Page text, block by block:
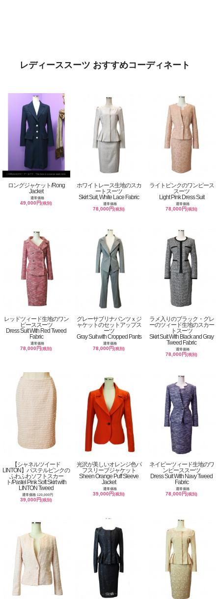
レディーススーツ おすすめコーディネート
ロングジャケット/Rong
Jacket
通常価格
49,000円(税別)
ホワイトレース生地のスカ
ートスーツ
Skirt Suit, White Lace Fabric
通常価格
78,000円(税別)
ライトピンクのワンピース
スーツ
Light Pink Dress Suit
通常価格
78,000円(税別)
レッドツィード生地のワン
ピーススーツ
Dress Suit With Red Tweed
Fabric
通常価格
78,000円(税別)
グレーサブリナパンツｘジ
ャケットのセットアップス
ーツ
Gray Suit with Cropped Pants
通常価格
78,000円(税別)
ラメ入りのブラック・グレ
ーのツィード生地のスカー
トスーツ
Skirt Suit With Black and Gray
Tweed Fabric
通常価格
78,000円(税別)
【シャネルツイード
LINTON】パステルピンクの
ふわふわソフトスカー
ト/Pastel Pink Soft Skirt with
LINTON Tweed
通常価格 120,000円
39,000円(税別)
光沢が美しいオレンジ色パ
フスリーブジャケット
Sheen Orange Puff Sleeve
Jacket
通常価格
39,000円(税別)
ネイビーツィード生地のワ
ンピーススーツ
Dress Suit With Navy Tweed
Fabric
通常価格
78,000円(税別)